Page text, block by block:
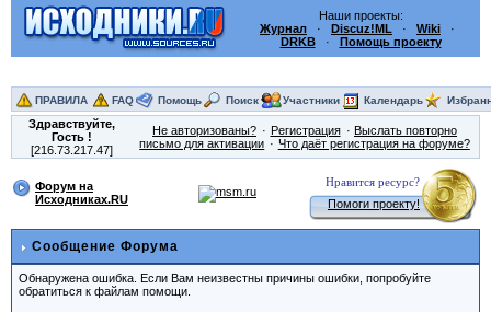
Наши проекты:
Журнал · Discuz!ML · Wiki ·
DRKB· Помощь проекту
ПРАВИЛА FAQ Помощь Поиск Участники Календарь
Здравствуйте,
Гость!
[216.73.217.47]
Не авторизованы? Регистрация
Выслать повторно
письмо для активации
Что даёт регистрация на форуме?
Форум на
Исходниках.RU
Нравится ресурс?
Помоги проекту!
Сообщение Форума
Обнаружена ошибка. Если Вам неизвестны причины ошибки, попробуйте
обратиться к файлам помощи.